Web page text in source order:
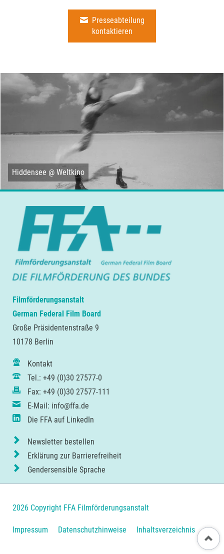
Presseabteilung
kontaktieren
Hiddensee @ Weltkino
Filmförderungsanstalt
German Federal Film Board
Große Präsidentenstraße 9
10178 Berlin
Kontakt
Tel.: +49 (0)30 27577-0
Fax: +49 (0)30 27577-111
E-Mail: info@ffa.de
Die FFA auf LinkedIn
Newsletter bestellen
Erklärung zur Barrierefreiheit
Gendersensible Sprache
2026 Copyright FFA Filmförderungsanstalt
Navigation
Impressum Datenschutzhinweise Inhaltsverzeichnis Nach